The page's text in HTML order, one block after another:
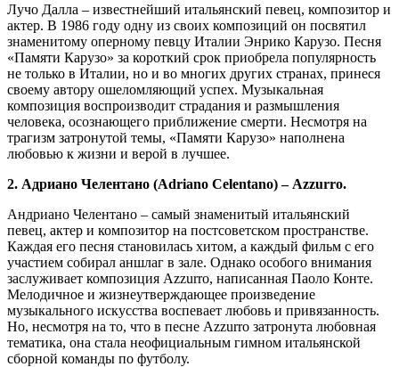
Лучо Далла – известнейший итальянский певец, композитор и
актер. В 1986 году одну из своих композиций он посвятил
знаменитому оперному певцу Италии Энрико Карузо. Песня
«Памяти Карузо» за короткий срок приобрела популярность
не только в Италии, но и во многих других странах, принеся
своему автору ошеломляющий успех. Музыкальная
композиция воспроизводит страдания и размышления
человека, осознающего приближение смерти. Несмотря на
трагизм затронутой темы, «Памяти Карузо» наполнена
любовью к жизни и верой в лучшее.
2. Адриано Челентано (Adriano Celentano) – Azzurro.
Андриано Челентано – самый знаменитый итальянский
певец, актер и композитор на постсоветском пространстве.
Каждая его песня становилась хитом, а каждый фильм с его
участием собирал аншлаг в зале. Однако особого внимания
заслуживает композиция Azzurro, написанная Паоло Конте.
Мелодичное и жизнеутверждающее произведение
музыкального искусства воспевает любовь и привязанность.
Но, несмотря на то, что в песне Azzurro затронута любовная
тематика, она стала неофициальным гимном итальянской
сборной команды по футболу.